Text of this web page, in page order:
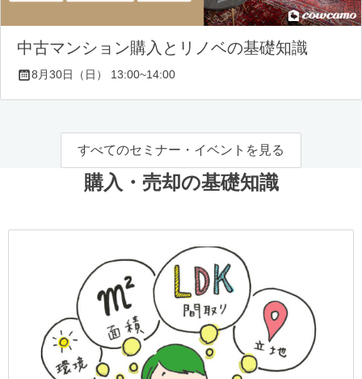
中古マンション購入とリノベの基礎知識
8月30日（日） 13:00~14:00
すべてのセミナー・イベントを見る
購入・売却の基礎知識